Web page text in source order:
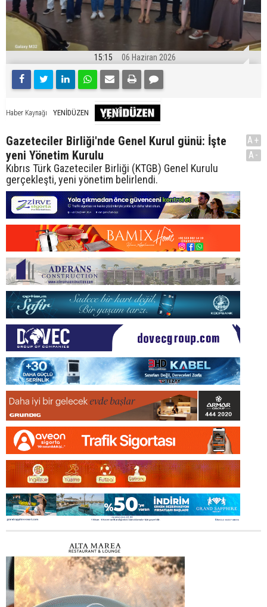
15:15 06 Haziran 2026
Haber Kaynağı YENİDÜZEN
Gazeteciler Birliği'nde Genel Kurul günü: İşte
yeni Yönetim Kurulu
Kıbrıs Türk Gazeteciler Birliği (KTGB) Genel Kurulu
gerçekleşti, yeni yönetim belirlendi.
A+
A-